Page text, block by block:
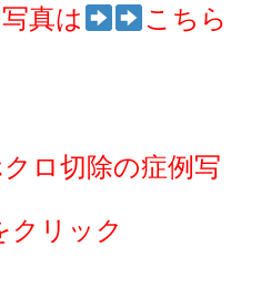
真は こちら
ロ切除の症例写
クリック